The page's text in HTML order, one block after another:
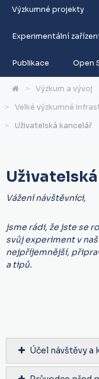
Výzkumné projekty
Experimentální
Publikace Open
Výzkum a vývoj
Velké výzkumné
Uživatelská kancelář
Vážení návštěvníci,
jsme rádi, že jste se
svůj experiment v
nejpříjemnější,
a tipů.
Účel návštěvy a